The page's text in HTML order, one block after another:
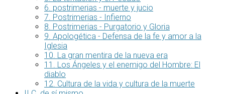
6. postrimerias - muerte y jucio
7. Postrimerias - Infierno
8. Postrimerias - Purgatorio y Gloria
9. Apologética - Defensa de la fe y amor a la
Iglesia
10. La gran mentira de la nueva era
11. Los Ángeles y el enemigo del Hombre: El
diablo
12. Cultura de la vida y cultura de la muerte